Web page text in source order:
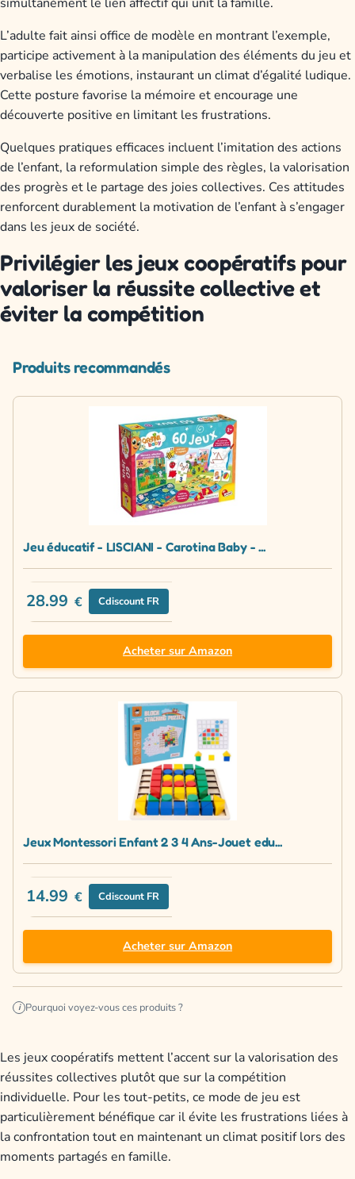
L’adulte fait ainsi office de modèle en montrant l’exemple,
participe activement à la manipulation des éléments du jeu et
verbalise les émotions, instaurant un climat d’égalité ludique.
Cette posture favorise la mémoire et encourage une
découverte positive en limitant les frustrations.
Quelques pratiques efficaces incluent l’imitation des actions
de l’enfant, la reformulation simple des règles, la valorisation
des progrès et le partage des joies collectives. Ces attitudes
renforcent durablement la motivation de l’enfant à s’engager
dans les jeux de société.
Privilégier les jeux coopératifs pour
valoriser la réussite collective et
éviter la compétition
Produits recommandés
Jeu éducatif - LISCIANI - Carotina Baby - ...
28.99 € Cdiscount FR
Acheter sur Amazon
Jeux Montessori Enfant 2 3 4 Ans-Jouet edu...
14.99 € Cdiscount FR
Acheter sur Amazon
i Pourquoi voyez-vous ces produits ?
Les jeux coopératifs mettent l’accent sur la valorisation des
réussites collectives plutôt que sur la compétition
individuelle. Pour les tout-petits, ce mode de jeu est
particulièrement bénéfique car il évite les frustrations liées à
la confrontation tout en maintenant un climat positif lors des
moments partagés en famille.